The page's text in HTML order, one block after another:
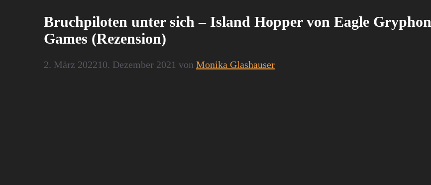
Bruchpiloten unter sich – Island Hopper von Eagle Gryphon
Games (Rezension)
2. März 202210. Dezember 2021 von Monika Glashauser